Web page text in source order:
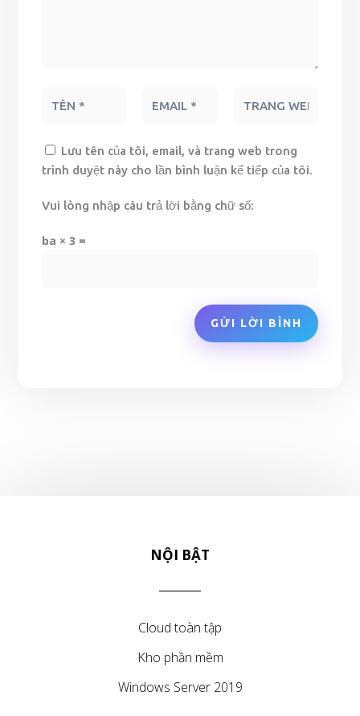
Lưu tên của tôi, email, và trang web trong
trình duyệt này cho lần bình luận kế tiếp của tôi.
Vui lòng nhập câu trả lời bằng chữ số:
ba × 3 =
GỬI LỜI BÌNH
NỘI BẬT
Cloud toàn tập
Kho phần mềm
Windows Server 2019